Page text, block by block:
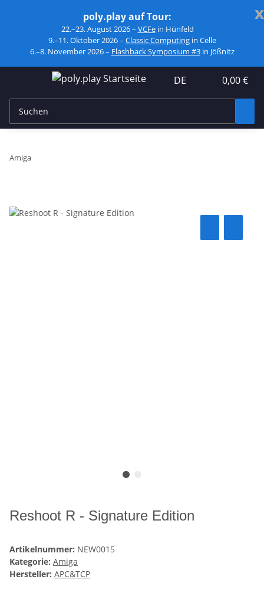
x
poly.play auf Tour:
22.–23. August 2026 – VCFein Hünfeld
9.–11. Oktober 2026 – Classic Computingin Celle
6.–8. November 2026 – Flashback Symposium #3in Jößnitz
DE 0,00 €
Amiga
Reshoot R - Signature Edition
Artikelnummer: NEW0015
Kategorie: Amiga
Hersteller: APC&TCP